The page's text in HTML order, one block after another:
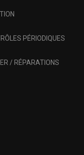
PÉRIODIQUES
/ RÉPARATIONS